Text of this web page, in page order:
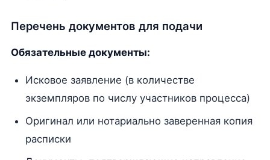
Перечень документов для подачи
Обязательные документы:
Исковое заявление (в количестве
экземпляров по числу участников процесса)
Оригинал или нотариально заверенная копия
расписки